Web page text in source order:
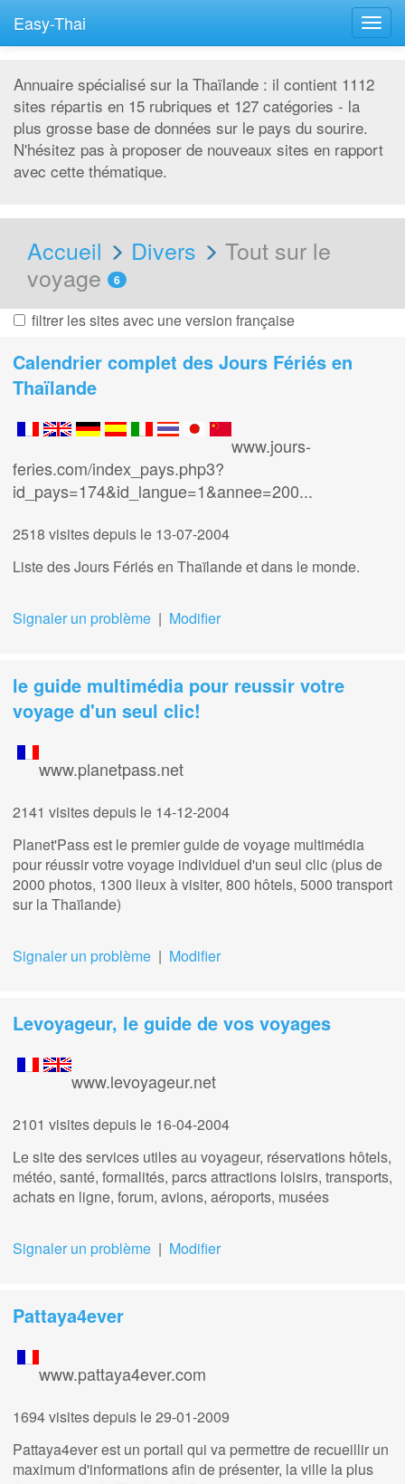
Easy-Thai
Annuaire spécialisé sur la Thaïlande : il contient 1112
sites répartis en 15 rubriques et 127 catégories - la
plus grosse base de données sur le pays du sourire.
N'hésitez pas à proposer de nouveaux sites en rapport
avec cette thématique.
Accueil Divers
Tout sur le
voyage
6
filtrer les sites avec une version française
Calendrier complet des Jours Fériés en
Thaïlande
www.jours-
feries.com/index_pays.php3?
id_pays=174&id_langue=1&annee=200...
2518 visitesdepuis le 13-07-2004
Liste des Jours Fériés en Thaïlande et dans le monde.
Signaler un problème | Modifier
le guide multimédia pour reussir votre
voyage d'un seul clic!
www.planetpass.net
2141 visitesdepuis le 14-12-2004
Planet'Pass est le premier guide de voyage multimédia
pour réussir votre voyage individuel d'un seul clic (plus de
2000 photos, 1300 lieux à visiter, 800 hôtels, 5000 transport
sur la Thaïlande)
Signaler un problème | Modifier
Levoyageur, le guide de vos voyages
www.levoyageur.net
2101 visitesdepuis le 16-04-2004
Le site des services utiles au voyageur, réservations hôtels,
météo, santé, formalités, parcs attractions loisirs, transports,
achats en ligne, forum, avions, aéroports, musées
Signaler un problème | Modifier
Pattaya4ever
www.pattaya4ever.com
1694 visitesdepuis le 29-01-2009
Pattaya4ever est un portail qui va permettre de recueillir un
maximum d'informations afin de présenter, la ville la plus